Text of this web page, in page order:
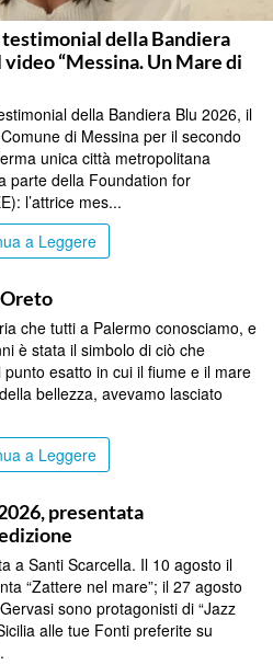
della Bandiera
“Messina. Un Mare di
della Bandiera Blu 2026, il
di Messina per il secondo
unica città metropolitana
parte della Foundation for
l’attrice mes...
a Leggere
che tutti a Palermo conosciamo, e
è stata il simbolo di ciò che
esatto in cui il fiume e il mare
bellezza, avevamo lasciato
a Leggere
presentata
a Santi Scarcella. Il 10 agosto il
“Zattere nel mare”; il 27 agosto
sono protagonisti di “Jazz
alle tue Fonti preferite su